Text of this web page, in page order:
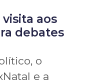
aos
debates
o
e a